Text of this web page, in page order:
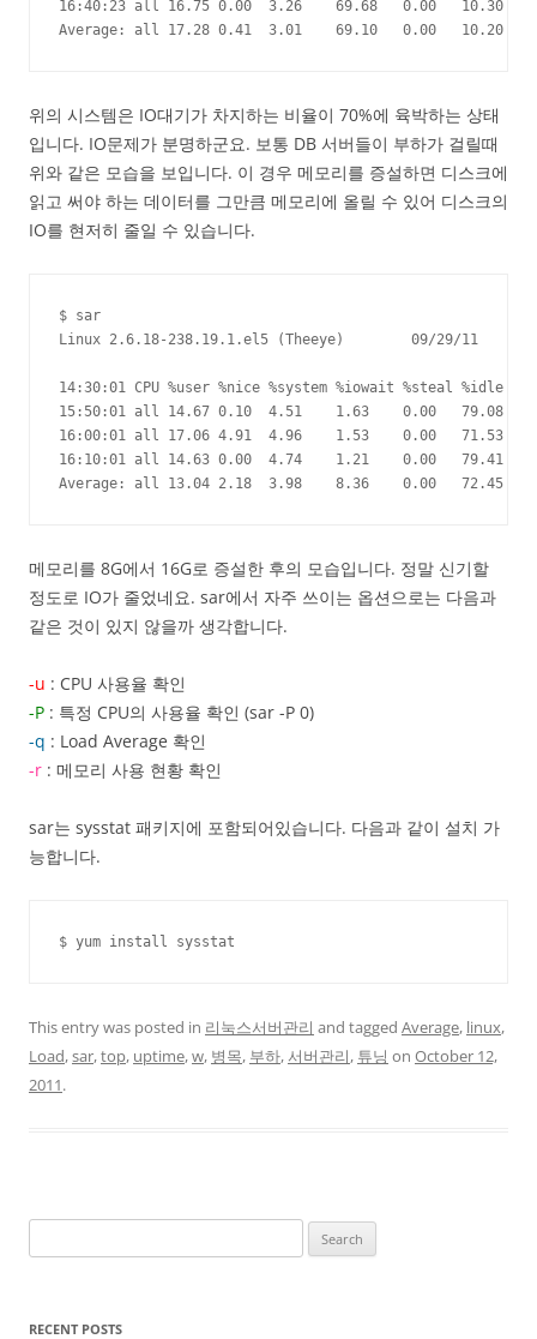
16:40:23 all 16.75 0.00  3.26    69.68   0.00   10.30
Average: all 17.28 0.41  3.01    69.10   0.00   10.20
위의 시스템은 IO대기가 차지하는 비율이 70%에 육박하는 상태
입니다. IO문제가 분명하군요. 보통 DB 서버들이 부하가 걸릴때
위와 같은 모습을 보입니다. 이 경우 메모리를 증설하면 디스크에
읽고 써야 하는 데이터를 그만큼 메모리에 올릴 수 있어 디스크의
IO를 현저히 줄일 수 있습니다.
$ sar
Linux 2.6.18-238.19.1.el5 (Theeye)        09/29/11
14:30:01 CPU %user %nice %system %iowait %steal %idle
15:50:01 all 14.67 0.10  4.51    1.63    0.00   79.08
16:00:01 all 17.06 4.91  4.96    1.53    0.00   71.53
16:10:01 all 14.63 0.00  4.74    1.21    0.00   79.41
Average: all 13.04 2.18  3.98    8.36    0.00   72.45
메모리를 8G에서 16G로 증설한 후의 모습입니다. 정말 신기할
정도로 IO가 줄었네요. sar에서 자주 쓰이는 옵션으로는 다음과
같은 것이 있지 않을까 생각합니다.
-u : CPU 사용율 확인
-P : 특정 CPU의 사용율 확인 (sar -P 0)
-q : Load Average 확인
-r : 메모리 사용 현황 확인
sar는 sysstat 패키지에 포함되어있습니다. 다음과 같이 설치 가
능합니다.
$ yum install sysstat
This entry was posted in 리눅스서버관리 and tagged Average, linux,
Load,sar,top, uptime,w, 병목, 부하, 서버관리, 튜닝 on October 12,
2011.
for:
RECENT POSTS